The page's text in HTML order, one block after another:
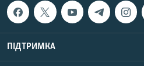
ПІДТРИМКА